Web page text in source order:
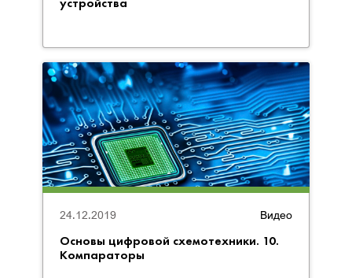
Видео
Основы цифровой схемотехники. 10.
Компараторы
24.12.2019